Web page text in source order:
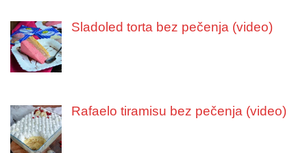
Sladoled torta bez pečenja (video)
Rafaelo tiramisu bez pečenja (video)